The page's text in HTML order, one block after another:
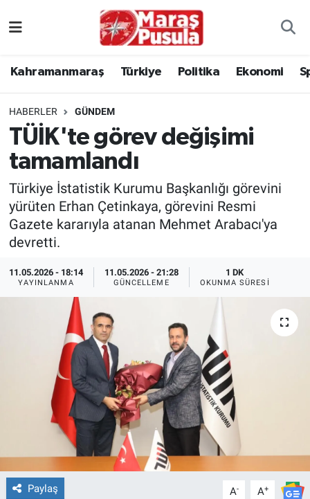
Kahramanmaraş Türkiye Politika Ekonomi
HABERLER GÜNDEM
TÜİK'te görev değişimi
tamamlandı
Türkiye İstatistik Kurumu Başkanlığı görevini
yürüten Erhan Çetinkaya, görevini Resmi
Gazete kararıyla atanan Mehmet Arabacı'ya
devretti.
11.05.2026 - 18:14
YAYINLANMA
11.05.2026 - 21:28
GÜNCELLEME
1 DK
OKUNMA SÜRESI
Paylaş A- A+
Türkiye
Politika
Ekonomi
Spor
Kültür Sanat
Sağlık
TEKNOLOJİ
Dünya
İlçeler
MAGAZİN
Bilim, Teknoloji
İstanbul Namaz Vakitleri
İstanbul Trafik Yoğunluk Haritası
Süper Lig Puan Durumu ve Fikstür
Tüm Manşetler
Son Dakika Haberleri
Haber Arşivi